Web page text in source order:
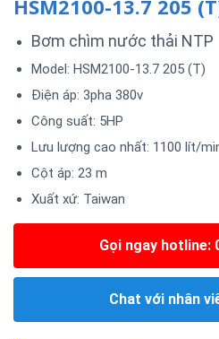
HSM2100-13.7 205
Bơm chìm nước thải NTP
Model: HSM2100-13.7 205 (T)
Điện áp: 3pha 380v
Công suất: 5HP
Lưu lượng cao nhất: 1100 lít/
Cột áp: 23 m
Xuất xứ: Taiwan
Gọi ngay hotline:
Chat với nhân